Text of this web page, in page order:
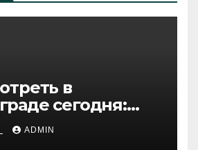
в
сегодня:
по самому
городу России
ADMIN